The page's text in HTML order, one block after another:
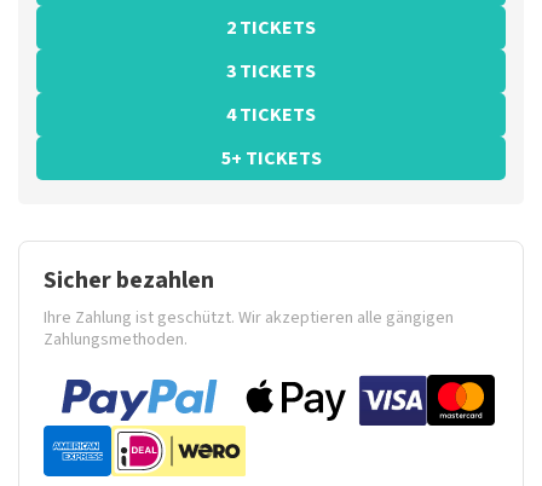
2 TICKETS
3 TICKETS
4 TICKETS
5+ TICKETS
Sicher bezahlen
Ihre Zahlung ist geschützt. Wir akzeptieren alle gängigen
Zahlungsmethoden.